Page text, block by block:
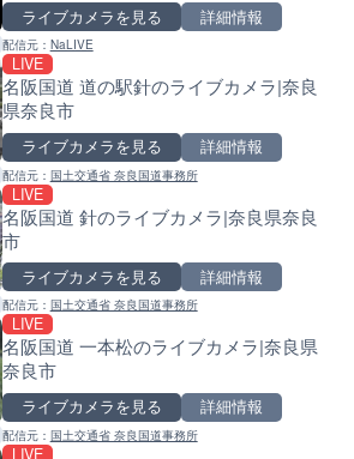
ライブカメラを見る 詳細情報
配信元： NaLIVE
LIVE
名阪国道 道の駅針のライブカメラ|奈良
県奈良市
ライブカメラを見る 詳細情報
配信元： 国土交通省 奈良国道事務所
LIVE
名阪国道 針のライブカメラ|奈良県奈良
市
ライブカメラを見る 詳細情報
配信元： 国土交通省 奈良国道事務所
LIVE
名阪国道 一本松のライブカメラ|奈良県
奈良市
ライブカメラを見る 詳細情報
配信元： 国土交通省 奈良国道事務所
LIVE